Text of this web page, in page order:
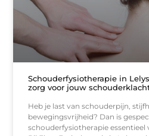
Schouderfysiotherapie in
zorg voor jouw
Heb je last van schouderpijn,
bewegingsvrijheid? Dan is
schouderfysiotherapie essentieel